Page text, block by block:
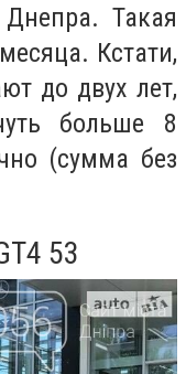
Такая
Кстати,
до двух лет,
больше 8
(сумма без
53